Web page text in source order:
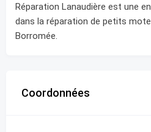
Réparation Lanaudière est une
dans la réparation de petits
Borromée.
Coordonnées